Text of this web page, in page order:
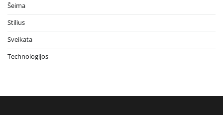
Šeima
Stilius
Sveikata
Technologijos